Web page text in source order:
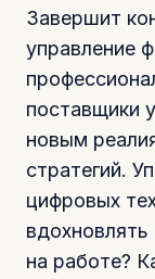
Завершит
управление
поставщики
новым
стратегий.
цифровых
на работе?